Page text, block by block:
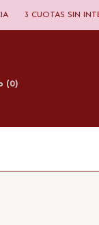
3 CUOTAS SIN
(0)